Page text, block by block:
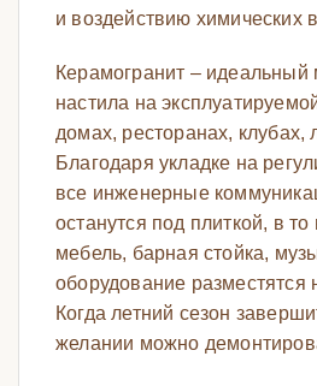
и воздействию химических
Керамогранит – идеальный
настила на
домах, ресторанах, клубах,
Благодаря укладке на
все инженерные
останутся под плиткой, в то
мебель, барная стойка,
оборудование разместятся
Когда летний сезон
желании можно